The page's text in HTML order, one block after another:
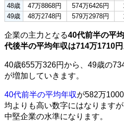
48歳
47万8868円 574万6426円
49歳
48万2748円 579万2978円
企業の主力となる40代前半の平
代後半の平均年収は714万1710円
40歳655万326円から、49歳の
が増加していきます。
40代前半の平均年収が582万
均よりも高い数字にはなります
中堅企業の水準になります。